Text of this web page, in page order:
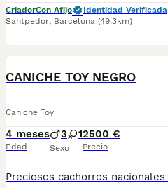
CriadorCon Afijo
Identidad Verificada
Santpedor, Barcelona (49.3km)
CANICHE TOY NEGRO
Caniche Toy
4 meses
Edad
3 1
Sexo
2500 €
Precio